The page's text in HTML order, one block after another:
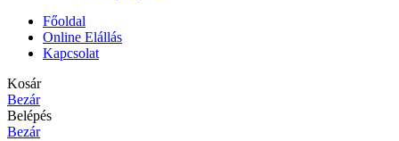
Főoldal
Online Elállás
Kapcsolat
Kosár
Bezár
Belépés
Bezár